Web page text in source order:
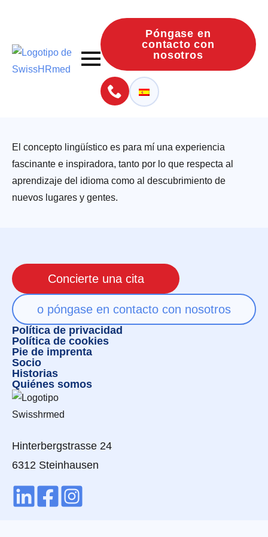
Póngase en
contacto con
nosotros
El concepto lingüístico es para mí una experiencia
fascinante e inspiradora, tanto por lo que respecta al
aprendizaje del idioma como al descubrimiento de
nuevos lugares y gentes.
Hinterbergstrasse 24
6312 Steinhausen
Socio
Historias
Quiénes somos
Política de privacidad
Política de cookies
Pie de imprenta
Concierte una cita
o póngase en contacto con nosotros